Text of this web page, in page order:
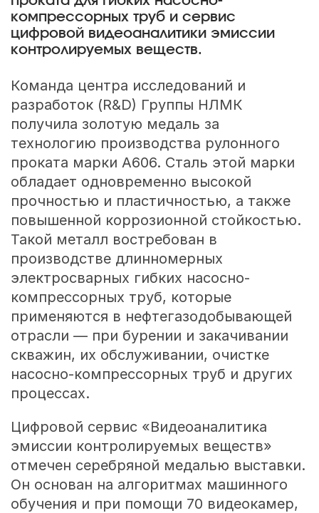
компрессорных труб и сервис
цифровой видеоаналитики эмиссии
контролируемых веществ.
Команда центра исследований и
разработок (R&D) Группы НЛМК
получила золотую медаль за
технологию производства рулонного
проката марки А606. Сталь этой марки
обладает одновременно высокой
прочностью и пластичностью, а также
повышенной коррозионной стойкостью.
Такой металл востребован в
производстве длинномерных
электросварных гибких насосно-
компрессорных труб, которые
применяются в нефтегазодобывающей
отрасли — при бурении и закачивании
скважин, их обслуживании, очистке
насосно-компрессорных труб и других
процессах.
Цифровой сервис «Видеоаналитика
эмиссии контролируемых веществ»
отмечен серебряной медалью выставки.
Он основан на алгоритмах машинного
обучения и при помощи 70 видеокамер,